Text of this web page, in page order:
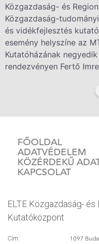
Közgazdaság- és
Közgazdaság-
és vidékfejlesztés
esemény helyszíne az
Kutatóházának
rendezvényen Fertő
FŐOLDAL
ADATVÉDELEM
KÖZÉRDEKŰ
KAPCSOLAT
ELTE Közgazdaság-
Kutatóközpont
Cím: 1097